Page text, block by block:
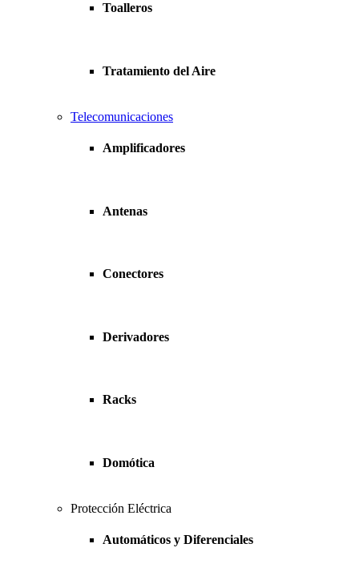
Toalleros
Tratamiento del Aire
Telecomunicaciones
Amplificadores
Antenas
Conectores
Derivadores
Racks
Domótica
Protección Eléctrica
Automáticos y Diferenciales